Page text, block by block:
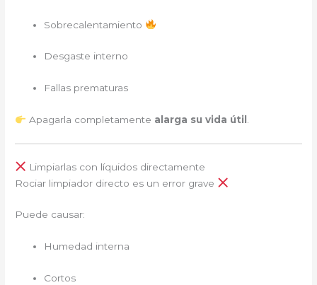
Sobrecalentamiento
Desgaste interno
Fallas prematuras
Apagarla completamente alarga su vida útil .
Limpiarlas con líquidos directamente
Rociar limpiador directo es un error grave
Puede causar:
Humedad interna
Cortos